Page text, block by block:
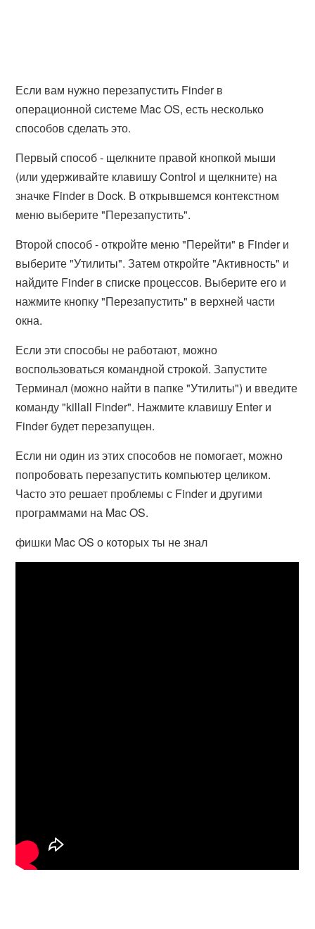
Если вам нужно перезапустить Finder в
операционной системе Mac OS, есть несколько
способов сделать это.
Первый способ - щелкните правой кнопкой мыши
(или удерживайте клавишу Control и щелкните) на
значке Finder в Dock. В открывшемся контекстном
меню выберите "Перезапустить".
Второй способ - откройте меню "Перейти" в Finder и
выберите "Утилиты". Затем откройте "Активность" и
найдите Finder в списке процессов. Выберите его и
нажмите кнопку "Перезапустить" в верхней части
окна.
Если эти способы не работают, можно
воспользоваться командной строкой. Запустите
Терминал (можно найти в папке "Утилиты") и введите
команду "killall Finder". Нажмите клавишу Enter и
Finder будет перезапущен.
Если ни один из этих способов не помогает, можно
попробовать перезапустить компьютер целиком.
Часто это решает проблемы с Finder и другими
программами на Mac OS.
фишки Mac OS о которых ты не знал